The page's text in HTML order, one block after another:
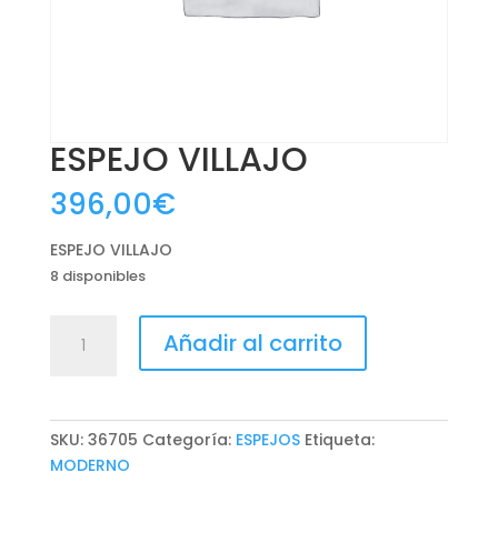
ESPEJO VILLAJO
396,00€
ESPEJO VILLAJO
8 disponibles
VILLAJO
Añadir al carrito
SKU: 36705 Categoría: ESPEJOS Etiqueta:
MODERNO